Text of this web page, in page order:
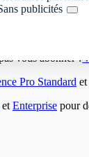
publicités
vous abonner ?
Pro Standard
et Enterprise pour